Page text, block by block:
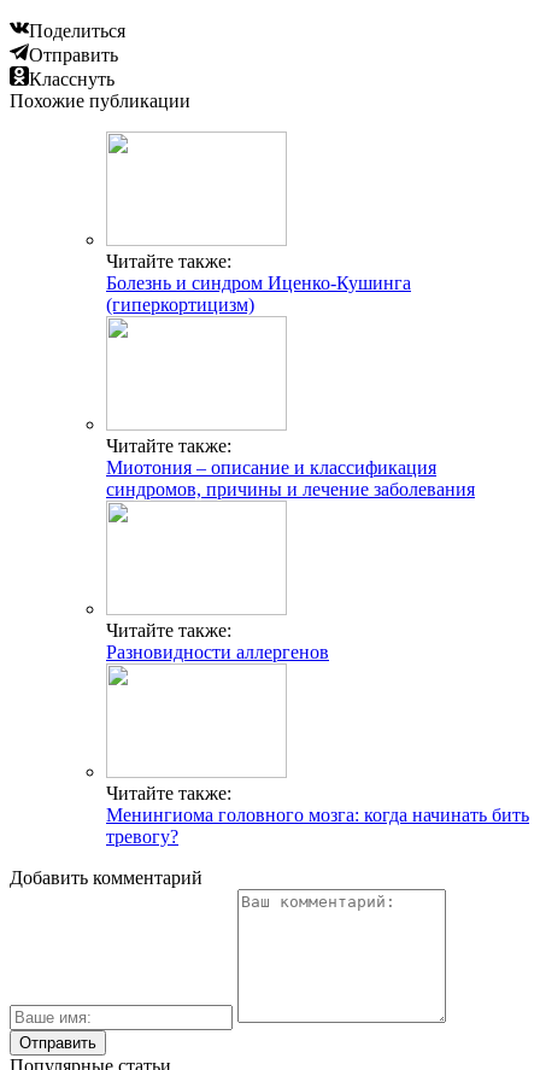
Поделиться
Отправить
Класснуть
Похожие публикации
Читайте также:
Болезнь и синдром Иценко-Кушинга
(гиперкортицизм)
Читайте также:
Миотония – описание и классификация
синдромов, причины и лечение заболевания
Читайте также:
Разновидности аллергенов
Читайте также:
Менингиома головного мозга: когда начинать бить
тревогу?
Добавить комментарий
Популярные статьи